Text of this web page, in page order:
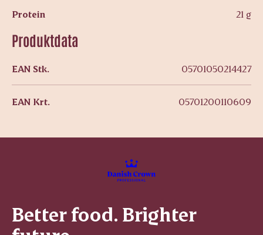
Protein 21 g
Produktdata
EAN Stk. 05701050214427
EAN Krt. 05701200110609
Better food. Brighter